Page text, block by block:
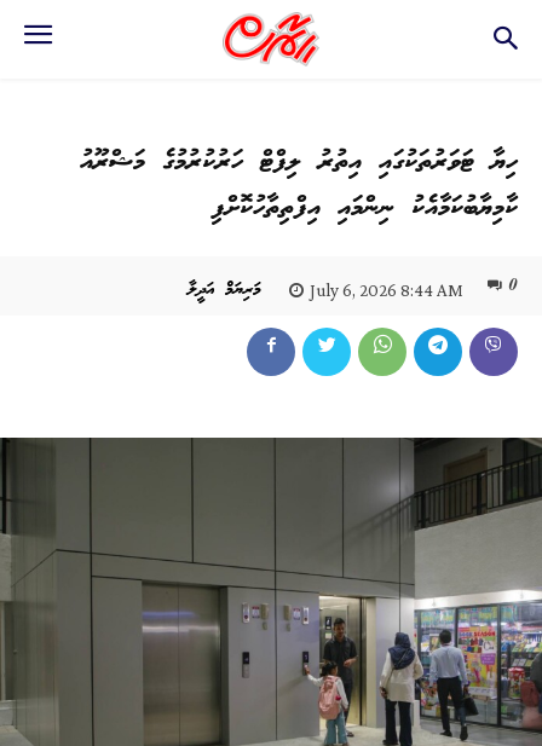
ހިޔާ ޓަވަރުތަކުގައި އިތުރު ލިފްޓް ހަރުކުރުމުގެ މަޝްރޫއު
ކާމިޔާބުކަމާއެކު ނިންމައި އިފްތިތާހުކޮށްފި
މަރިޔަމް އަދީލާ July 6, 2026 8:44 AM 0